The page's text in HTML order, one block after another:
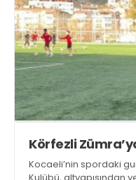
Körfezli
Kocaeli’nin spordaki